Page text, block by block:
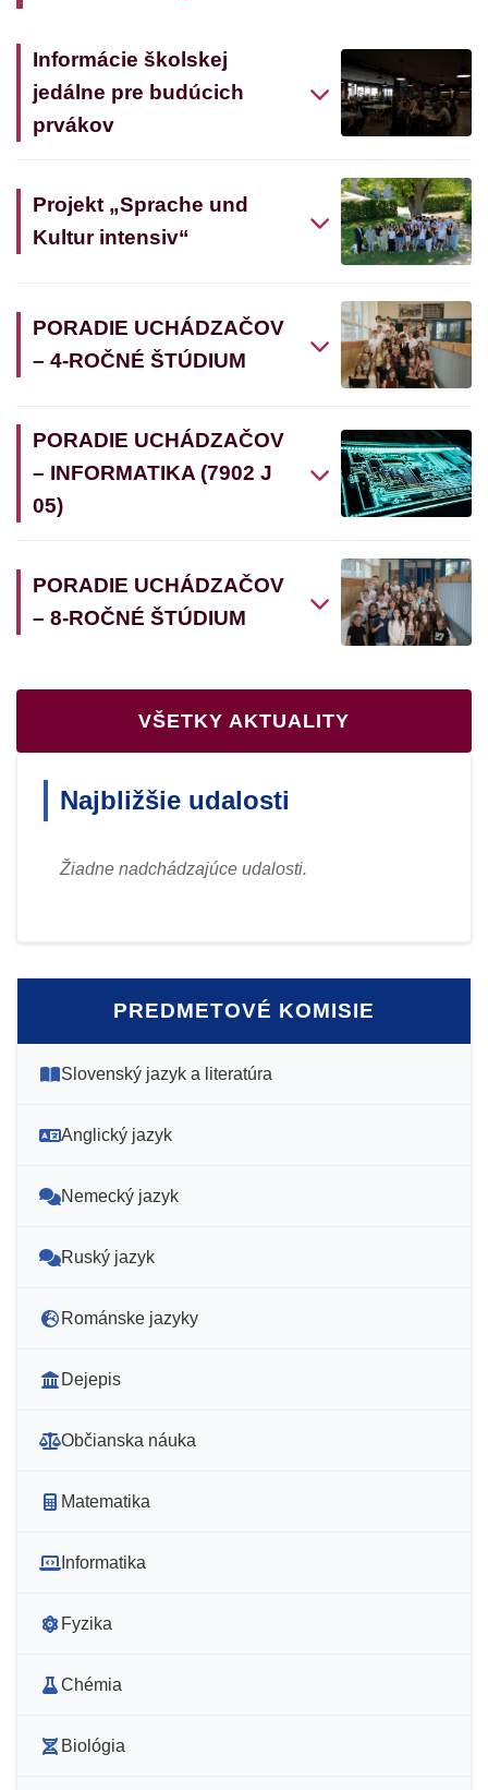
Informácie školskej
jedálne pre budúcich
prvákov
Projekt „Sprache und
Kultur intensiv“
PORADIE UCHÁDZAČOV
– 4-ROČNÉ ŠTÚDIUM
PORADIE UCHÁDZAČOV
– INFORMATIKA (7902 J
05)
PORADIE UCHÁDZAČOV
– 8-ROČNÉ ŠTÚDIUM
VŠETKY AKTUALITY
Najbližšie udalosti
Žiadne nadchádzajúce udalosti.
PREDMETOVÉ KOMISIE
Slovenský jazyk a literatúra
Anglický jazyk
Nemecký jazyk
Ruský jazyk
Románske jazyky
Dejepis
Občianska náuka
Matematika
Informatika
Fyzika
Chémia
Biológia